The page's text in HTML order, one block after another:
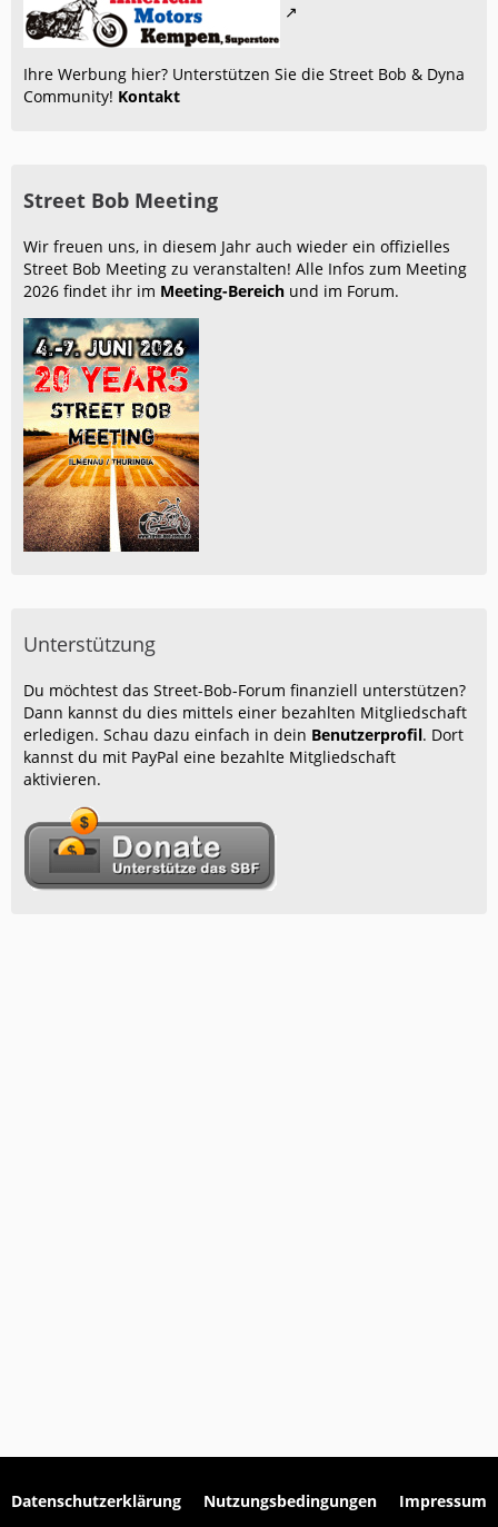
Ihre Werbung hier? Unterstützen Sie die Street Bob & Dyna
Community! Kontakt
Street Bob Meeting
Wir freuen uns, in diesem Jahr auch wieder ein offizielles
Street Bob Meeting zu veranstalten! Alle Infos zum Meeting
2026 findet ihr im Meeting-Bereich und im Forum.
Unterstützung
Du möchtest das Street-Bob-Forum finanziell unterstützen?
Dann kannst du dies mittels einer bezahlten Mitgliedschaft
erledigen. Schau dazu einfach in dein Benutzerprofil. Dort
kannst du mit PayPal eine bezahlte Mitgliedschaft
aktivieren.
Datenschutzerklärung Nutzungsbedingungen Impressum